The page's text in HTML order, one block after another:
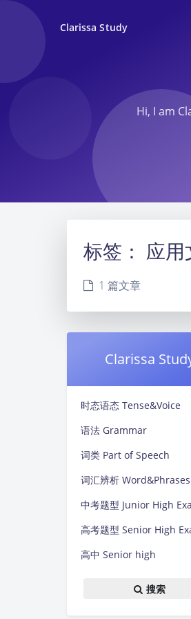
Clarissa Study
Hi, I am
标签： 应用
1 篇文章
Clarissa
时态语态 Tense&Voice
语法 Grammar
词类 Part of Speech
词汇辨析 Word&Phrases
中考题型 Junior High
高考题型 Senior High
高中 Senior high
搜索